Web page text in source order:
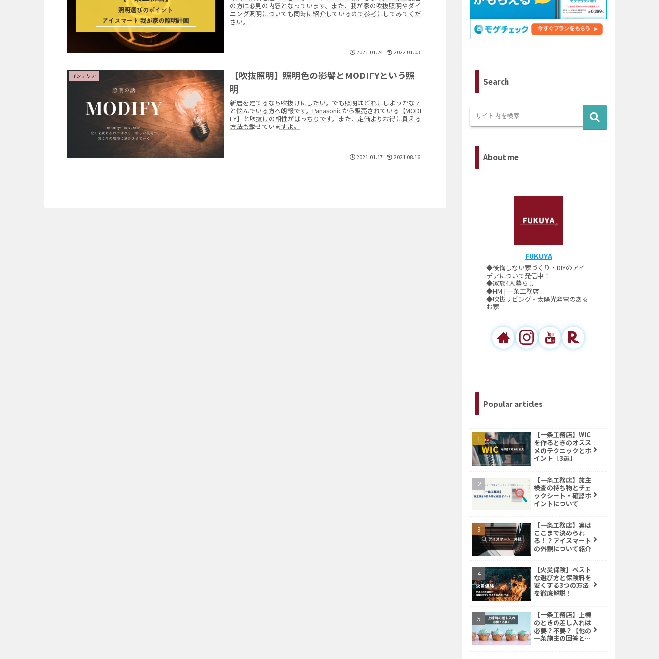
の方は必見の内容となっています。また、我が家の吹抜照明やダイ
ニング照明についても同時に紹介しているので参考にしてみてくだ
さい。
2021.01.24 2022.01.03
インテリア
【吹抜照明】照明色の影響とMODIFYという照
明
新居を建てるなら吹抜けにしたい。でも照明はどれにしようかな？
と悩んでいる方へ朗報です。Panasonicから販売されている【MODI
FY】と吹抜けの相性がばっちりです。また、定価よりお得に買える
方法も載せていますよ。
2021.01.17 2021.08.16
Search
About me
FUKUYA
◆後悔しない家づくり・DIYのアイ
デアについて発信中！
◆家族4人暮らし
◆HM | 一条工務店
◆吹抜リビング・太陽光発電のある
お家
Popular articles
【一条工務店】WIC
を作るときのオスス
メのテクニックとポ
イント【3選】
【一条工務店】施主
検査の持ち物とチェ
ックシート・確認ポ
イントについて
【一条工務店】実は
ここまで決められ
る！？アイスマート
の外観について紹介
【火災保険】ベスト
な選び方と保険料を
安くする3つの方法
を徹底解説！
【一条工務店】上棟
のときの差し入れは
必要？不要？【他の
一条施主の回答と我